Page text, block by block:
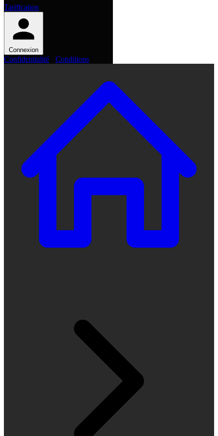
Tarification
Connexion
Confidentialité Conditions